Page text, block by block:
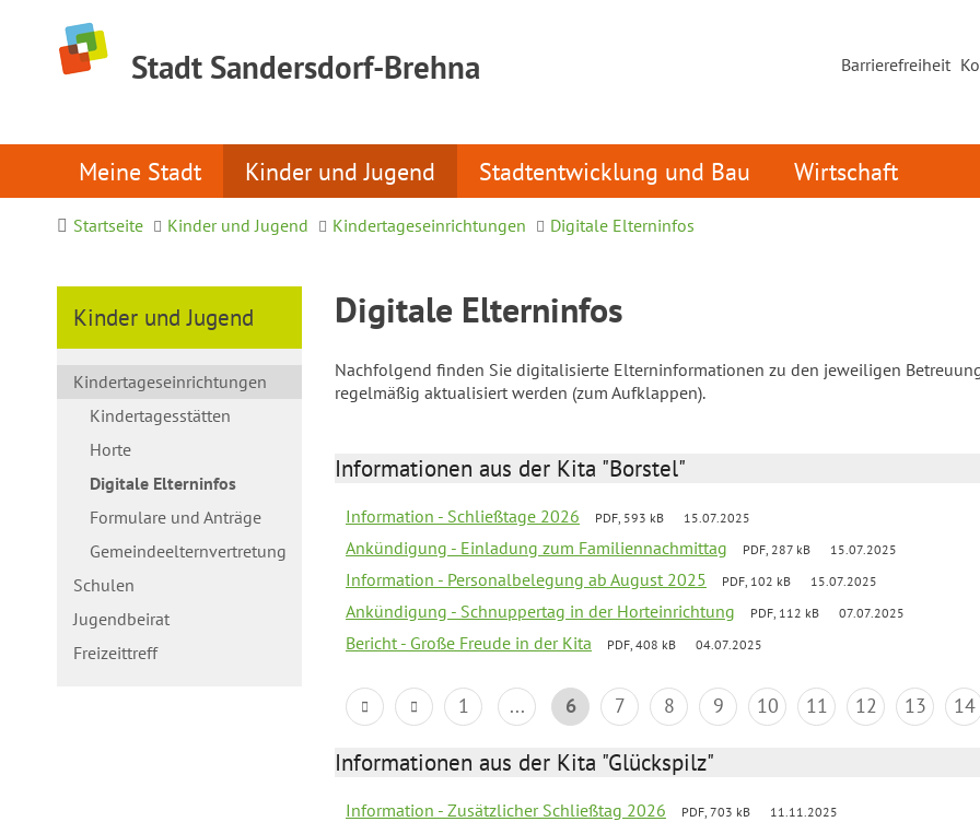
Stadt Sandersdorf-Brehna Barrierefreiheit
Meine Stadt Kinder und Jugend Stadtentwicklung und Bau Wirtschaft
Startseite Kinder und Jugend Kindertageseinrichtungen Digitale Elterninfos
Kinder und Jugend
Kindertageseinrichtungen
Kindertagesstätten
Horte
Digitale Elterninfos
Formulare und Anträge
Gemeindeelternvertretung
Schulen
Jugendbeirat
Freizeittreff
Digitale Elterninfos
Nachfolgend finden Sie digitalisierte Elterninformationen zu den jeweiligen
regelmäßig aktualisiert werden (zum Aufklappen).
Informationen aus der Kita "Borstel"
Information - Schließtage 2026 PDF, 593 kB 15.07.2025
Ankündigung - Einladung zum Familiennachmittag PDF, 287 kB 15.07.2025
Information - Personalbelegung ab August 2025 PDF, 102 kB 15.07.2025
Ankündigung - Schnuppertag in der Horteinrichtung PDF, 112 kB 07.07.2025
Bericht - Große Freude in der Kita PDF, 408 kB 04.07.2025
1 ... 6 7 8 9 10 11 12 13 14
Informationen aus der Kita "Glückspilz"
Information - Zusätzlicher Schließtag 2026 PDF, 703 kB 11.11.2025